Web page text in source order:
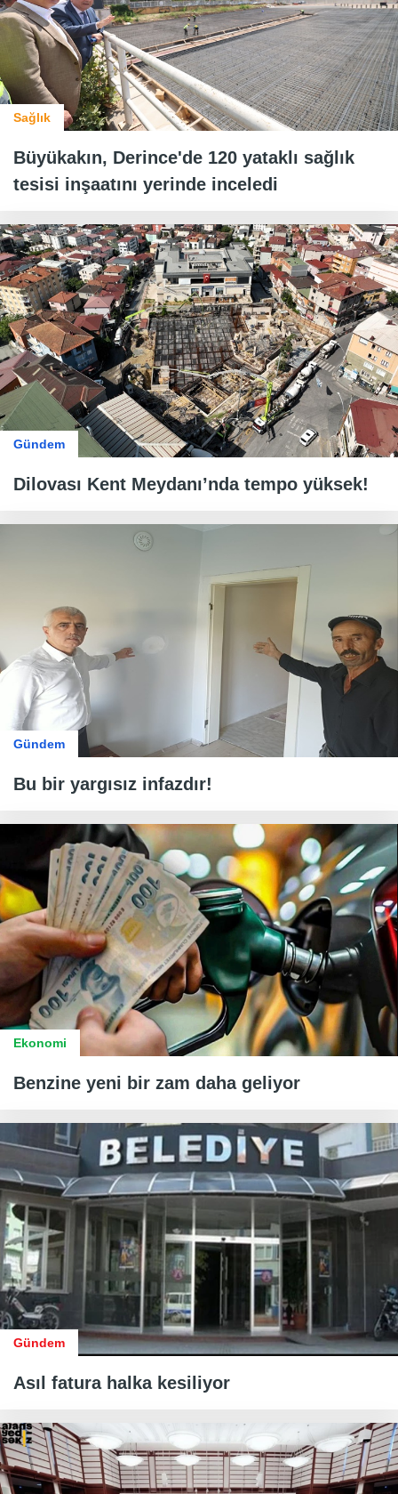
Sağlık
Büyükakın, Derince'de 120 yataklı sağlık
tesisi inşaatını yerinde inceledi
Gündem
Dilovası Kent Meydanı’nda tempo yüksek!
Gündem
Bu bir yargısız infazdır!
Ekonomi
Benzine yeni bir zam daha geliyor
Gündem
Asıl fatura halka kesiliyor